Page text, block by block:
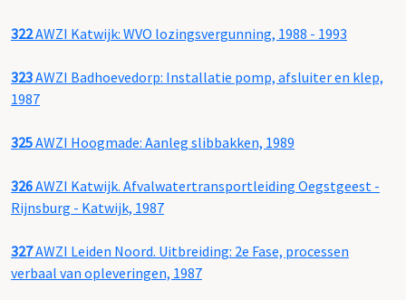
322AWZI Katwijk: WVO lozingsvergunning, 1988 - 1993
323AWZI Badhoevedorp: Installatie pomp, afsluiter en klep,
1987
325AWZI Hoogmade: Aanleg slibbakken, 1989
326AWZI Katwijk. Afvalwatertransportleiding Oegstgeest -
Rijnsburg - Katwijk, 1987
327AWZI Leiden Noord. Uitbreiding: 2e Fase, processen
verbaal van opleveringen, 1987